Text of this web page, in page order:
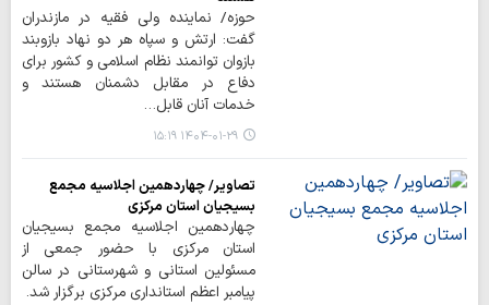
حوزه/ نماینده ولی فقیه در مازندران
گفت: ارتش و سپاه هر دو نهاد بازوبند
بازوان توانمند نظام اسلامی و کشور برای
دفاع در مقابل دشمنان هستند و
خدمات آنان قابل…
۱۴۰۴-۰۱-۲۹ ۱۵:۱۹
تصاویر/ چهاردهمین اجلاسیه مجمع
بسیجیان استان مرکزی
چهاردهمین اجلاسیه مجمع بسیجیان
استان مرکزی با حضور جمعی از
مسئولین استانی و شهرستانی در سالن
پیامبر اعظم استانداری مرکزی برگزار شد.